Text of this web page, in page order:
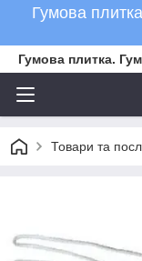
Гумова
Гумова плитка.
Товари та